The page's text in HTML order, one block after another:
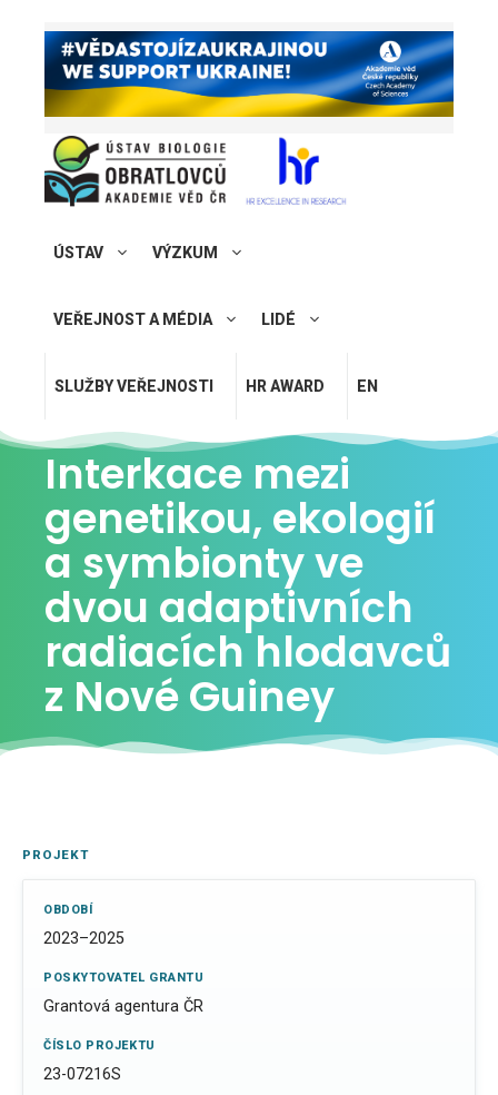
ÚSTAV VÝZKUM
VEŘEJNOST A MÉDIA LIDÉ
SLUŽBY VEŘEJNOSTI HR AWARD EN
Interkace mezi
genetikou, ekologií
a symbionty ve
dvou adaptivních
radiacích hlodavců
z Nové Guiney
PROJEKT
OBDOBÍ
2023–2025
POSKYTOVATEL GRANTU
Grantová agentura ČR
ČÍSLO PROJEKTU
23-07216S